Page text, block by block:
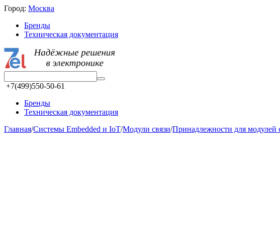
Город: Москва
Бренды
Техническая документация
+7(499)550-50-61
Бренды
Техническая документация
Главная/Системы Embedded и IoT/Модули связи/Принадлежности для модулей